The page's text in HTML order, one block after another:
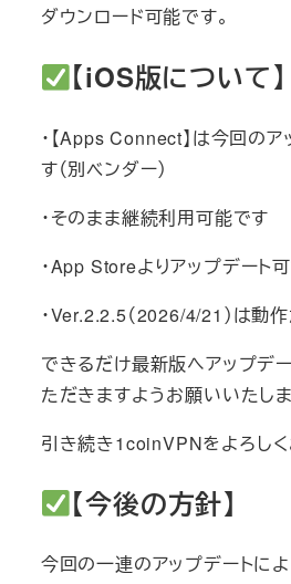
ダウンロード可能です。
【iOS版について】
・【Apps Connect】は今回の
す（別ベンダー）
・そのまま継続利用可能です
・App Storeよりアップデート
・Ver.2.2.5（2026/4/21）は動
できるだけ最新版へアップデ
ただきますようお願いいたしま
引き続き1coinVPNをよろし
【今後の方針】
今回の一連のアップデートに